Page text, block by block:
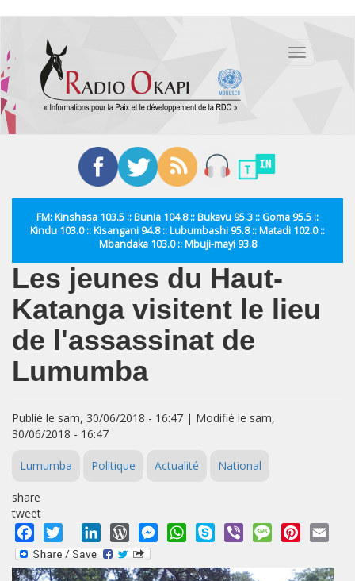
contenu
principal
Toggle
FM: Kinshasa 103.5 :: Bunia 104.8 :: Bukavu 95.3 :: Goma 95.5 ::
Kindu 103.0 :: Kisangani 94.8 :: Lubumbashi 95.8 :: Matadi 102.0 ::
Mbandaka 103.0 :: Mbuji-mayi 93.8
Les jeunes du Haut-
Katanga visitent le lieu
de l'assassinat de
Lumumba
Publié le sam, 30/06/2018 - 16:47 | Modifié le sam,
30/06/2018 - 16:47
Lumumba Politique Actualité National
share
tweet
Facebook
Twitter LinkedInWordPressMessengerWhatsApp
Skype Viber MessagePinterest